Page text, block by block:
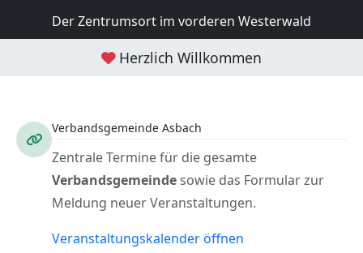
Der Zentrumsort im vorderen Westerwald
Herzlich Willkommen
Verbandsgemeinde Asbach
Zentrale Termine für die gesamte
Verbandsgemeindesowie das Formular zur
Meldung neuer Veranstaltungen.
Veranstaltungskalender öffnen